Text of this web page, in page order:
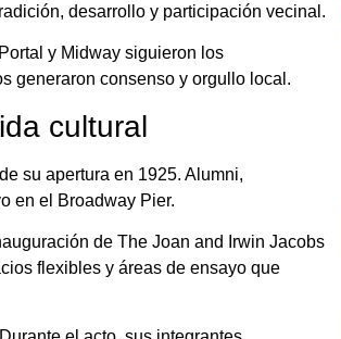
desarrollo y participación vecinal.
y Midway siguieron los
generaron consenso y orgullo local.
cultural
su apertura en 1925. Alumni,
en el Broadway Pier.
de The Joan and Irwin Jacobs
flexibles y áreas de ensayo que